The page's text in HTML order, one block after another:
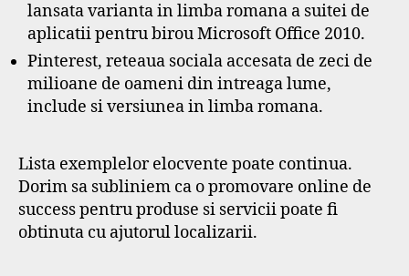
lansata varianta in limba romana a suitei de
aplicatii pentru birou Microsoft Office 2010.
Pinterest, reteaua sociala accesata de zeci de
milioane de oameni din intreaga lume,
include si versiunea in limba romana.
Lista exemplelor elocvente poate continua.
Dorim sa subliniem ca o promovare online de
success pentru produse si servicii poate fi
obtinuta cu ajutorul localizarii.